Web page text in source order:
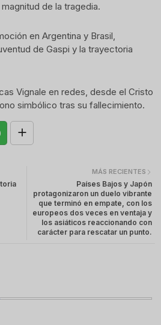
de la tragedia.
en Argentina y Brasil,
de Gaspi y la trayectoria
Vignale en redes, desde el Cristo
simbólico tras su fallecimiento.
MÁS RECIENTES
Países Bajos y Japón
protagonizaron un duelo vibrante
que terminó en empate, con los
europeos dos veces en ventaja y
los asiáticos reaccionando con
carácter para rescatar un punto.